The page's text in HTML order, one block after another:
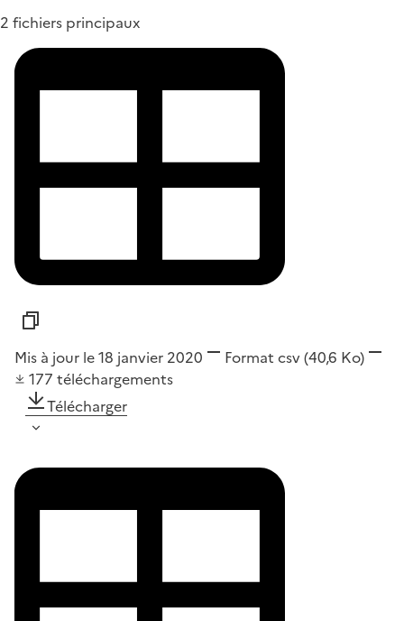
2 fichiers principaux
Mis à jour le 18 janvier 2020 Format csv(40,6 Ko)
177 téléchargements
Télécharger